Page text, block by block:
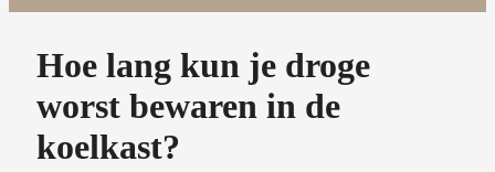
Hoe lang kun je droge
worst bewaren in de
koelkast?